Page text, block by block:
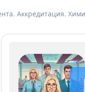
Аккредитация.